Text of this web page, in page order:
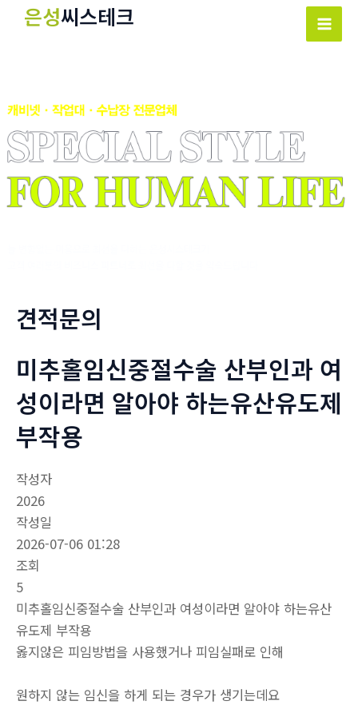
너
뛰
기
은성씨스테크
Main
견적문의
미추홀임신중절수술 산부인과 여
성이라면 알아야 하는유산유도제
부작용
작성자
2026
작성일
2026-07-06 01:28
조회
5
미추홀임신중절수술 산부인과 여성이라면 알아야 하는유산
유도제 부작용
옳지않은 피임방법을 사용했거나 피임실패로 인해
원하지 않는 임신을 하게 되는 경우가 생기는데요